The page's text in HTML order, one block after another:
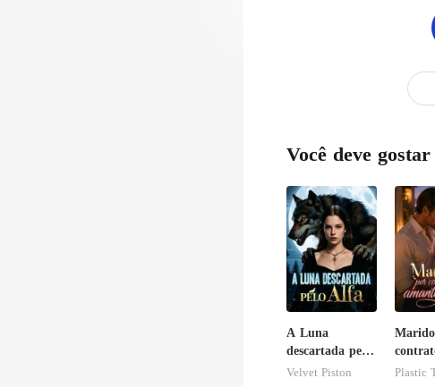
a
Você deve gostar
A Luna
descartada pelo
Alfa
Velvet Piston Plastic